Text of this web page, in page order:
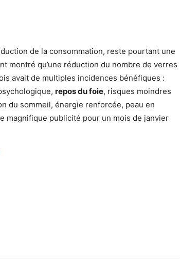
de la consommation, reste pourtant une
montré qu’une réduction du nombre de verres
avait de multiples incidences bénéfiques :
repos du foie, risques moindres
du sommeil, énergie renforcée, peau en
publicité pour un mois de janvier